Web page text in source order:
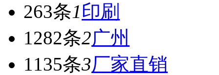
263条1印刷
1282条2广州
1135条3厂家直销